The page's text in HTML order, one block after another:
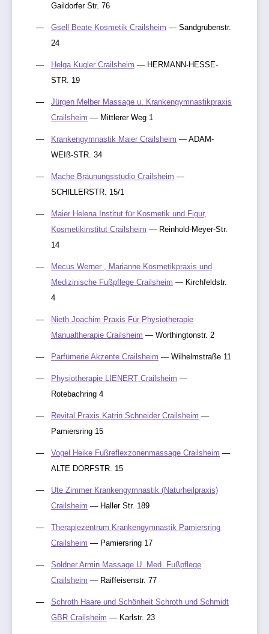
Gaildorfer Str. 76
Gsell Beate Kosmetik Crailsheim — Sandgrubenstr.
24
Helga Kugler Crailsheim — HERMANN-HESSE-
STR. 19
Jürgen Melber Massage u. Krankengymnastikpraxis
Crailsheim — Mittlerer Weg 1
Krankengymnastik Maier Crailsheim — ADAM-
WEIß-STR. 34
Mache Bräunungsstudio Crailsheim —
SCHILLERSTR. 15/1
Maier Helena Institut für Kosmetik und Figur,
Kosmetikinstitut Crailsheim — Reinhold-Meyer-Str.
14
Mecus Werner , Marianne Kosmetikpraxis und
Medizinische Fußpflege Crailsheim — Kirchfeldstr.
4
Nieth Joachim Praxis Für Physiotherapie
Manualtherapie Crailsheim — Worthingtonstr. 2
Parfümerie Akzente Crailsheim — Wilhelmstraße 11
Physiotherapie LIENERT Crailsheim —
Rotebachring 4
Revital Praxis Katrin Schneider Crailsheim —
Pamiersring 15
Vogel Heike Fußreflexzonenmassage Crailsheim —
ALTE DORFSTR. 15
Ute Zimmer Krankengymnastik (Naturheilpraxis)
Crailsheim — Haller Str. 189
Therapiezentrum Krankengymnastik Pamiersring
Crailsheim — Pamiersring 17
Soldner Armin Massage U. Med. Fußpflege
Crailsheim — Raiffeisenstr. 77
Schroth Haare und Schönheit Schroth und Schmidt
GBR Crailsheim — Karlstr. 23